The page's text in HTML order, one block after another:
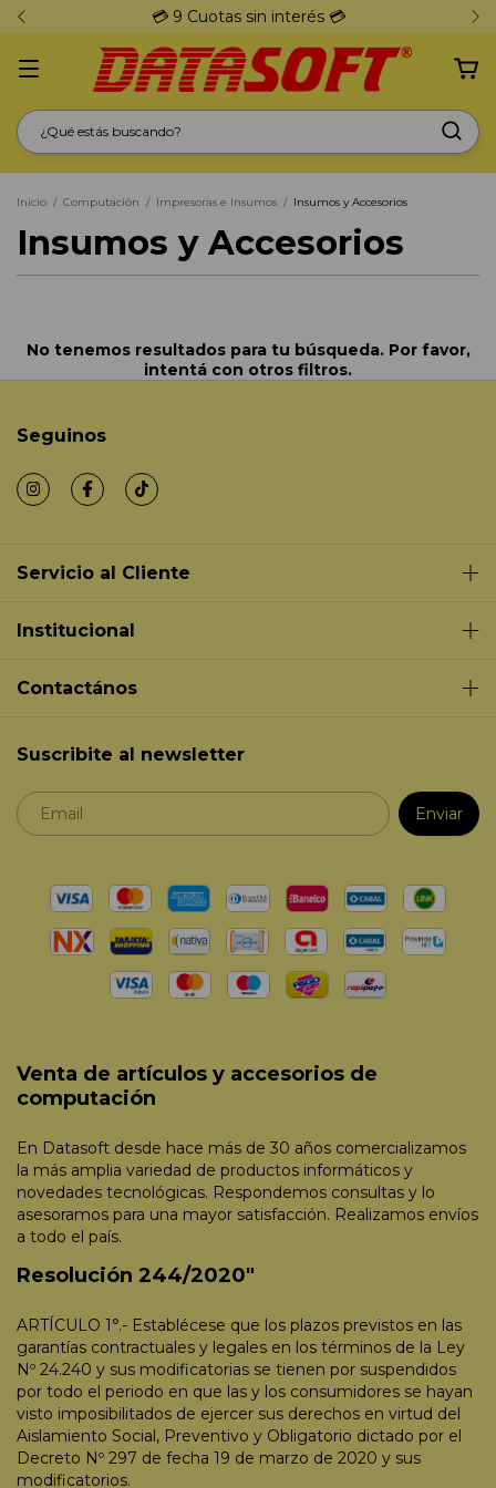
💳 9 Cuotas sin interés 💳
Inicio / Computación / Impresoras e Insumos / Insumos y Accesorios
Insumos y Accesorios
No tenemos resultados para tu búsqueda. Por favor,
intentá con otros filtros.
Seguinos
Servicio al Cliente
Institucional
Contactános
Suscribite al newsletter
Venta de artículos y accesorios de
computación
En Datasoft desde hace más de 30 años comercializamos
la más amplia variedad de productos informáticos y
novedades tecnológicas. Respondemos consultas y lo
asesoramos para una mayor satisfacción. Realizamos envíos
a todo el país.
Resolución 244/2020"
ARTÍCULO 1°.- Establécese que los plazos previstos en las
garantías contractuales y legales en los términos de la Ley
Nº 24.240 y sus modificatorias se tienen por suspendidos
por todo el periodo en que las y los consumidores se hayan
visto imposibilitados de ejercer sus derechos en virtud del
Aislamiento Social, Preventivo y Obligatorio dictado por el
Decreto Nº 297 de fecha 19 de marzo de 2020 y sus
modificatorios.